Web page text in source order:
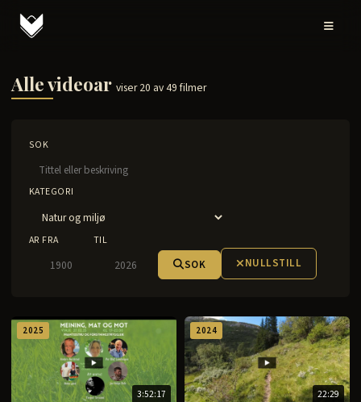
Alle videoar viser 20 av 49 filmer
SOK
KATEGORI
AR FRA TIL
SOK NULLSTILL
2025
3:52:17
2024
22:29